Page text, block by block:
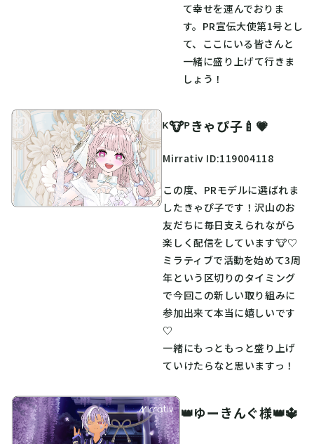
て幸せを運んでおりま
す。PR宣伝大使第1号とし
て、ここにいる皆さんと
一緒に盛り上げて行きま
しょう！
ᴷ🐮ᴾきゃぴ子🍼💗
Mirrativ ID:119004118
この度、PRモデルに選ばれま
したきゃぴ子です！沢山のお
友だちに毎日支えられながら
楽しく配信をしています🐮♡
ミラティブで活動を始めて3周
年という区切りのタイミング
で今回この新しい取り組みに
参加出来て本当に嬉しいです
♡
一緒にもっともっと盛り上げ
ていけたらなと思いますっ！
👑ゆーきんぐ様👑🔱